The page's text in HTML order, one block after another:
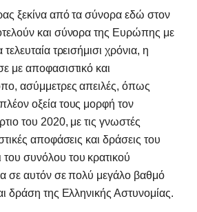
ξεκίνα από τα σύνορα εδώ στον
και σύνορα της Ευρώπης με
τρεισήμισι χρόνια, η
με αποφασιστικό και
ασύμμετρες απειλές, όπως
οξεία τους μορφή τον
του 2020, με τις γνωστές
αποφάσεις και δράσεις του
συνόλου του κρατικού
σε αυτόν σε πολύ μεγάλο βαθμό
δράση της Ελληνικής Αστυνομίας.